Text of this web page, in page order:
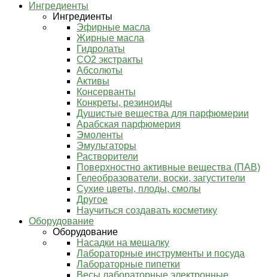
Ингредиенты
Ингредиенты
Эфирные масла
Жирные масла
Гидролаты
СО2 экстракты
Абсолюты
Активы
Консерванты
Конкреты, резиноиды
Душистые вещества для парфюмерии
Арабская парфюмерия
Эмоленты
Эмульгаторы
Растворители
Поверхностно активные вещества (ПАВ)
Гелеобразователи, воски, загустители
Сухие цветы, плоды, смолы
Другое
Научиться создавать косметику
Оборудование
Оборудование
Насадки на мешалку
Лабораторные инструменты и посуда
Лабораторные пипетки
Весы лабораторные электронные